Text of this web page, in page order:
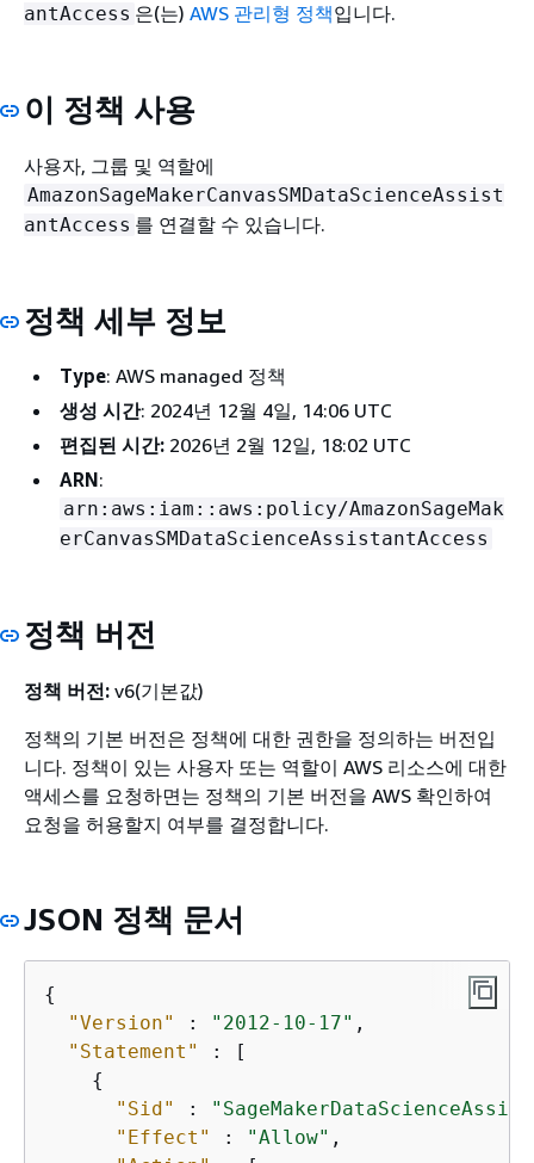
antAccess 은(는) AWS 관리형 정책입니다.
이 정책 사용
사용자, 그룹 및 역할에
AmazonSageMakerCanvasSMDataScienceAssist
antAccess 를 연결할 수 있습니다.
정책 세부 정보
Type: AWS managed 정책
생성 시간: 2024년 12월 4일, 14:06 UTC
편집된 시간: 2026년 2월 12일, 18:02 UTC
ARN:
arn:aws:iam::aws:policy/AmazonSageMak
erCanvasSMDataScienceAssistantAccess
정책 버전
정책 버전: v6(기본값)
정책의 기본 버전은 정책에 대한 권한을 정의하는 버전입
니다. 정책이 있는 사용자 또는 역할이 AWS 리소스에 대한
액세스를 요청하면는 정책의 기본 버전을 AWS 확인하여
요청을 허용할지 여부를 결정합니다.
JSON 정책 문서
{
"Version"
: "2012-10-17" ,
"Statement"
: [
{
"Sid"
:
"Effect"
: "Allow" ,